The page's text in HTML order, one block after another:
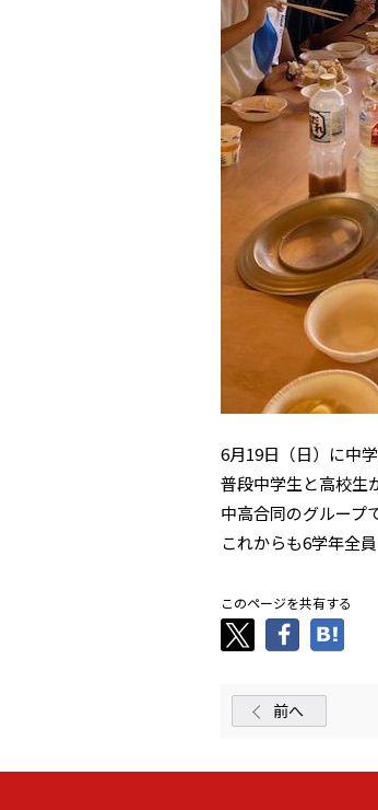
6月19日（日）に中
普段中学生と高校生
中高合同のグループ
これからも6学年全
このページを共有する
前へ